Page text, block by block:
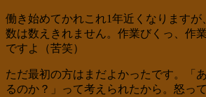
働き始めてかれこれ1年近くなりますが
数は数えきれません。作業びくっ、作
ですよ（苦笑）
ただ最初の方はまだよかったです。「
るのか？」って考えられたから。怒っ